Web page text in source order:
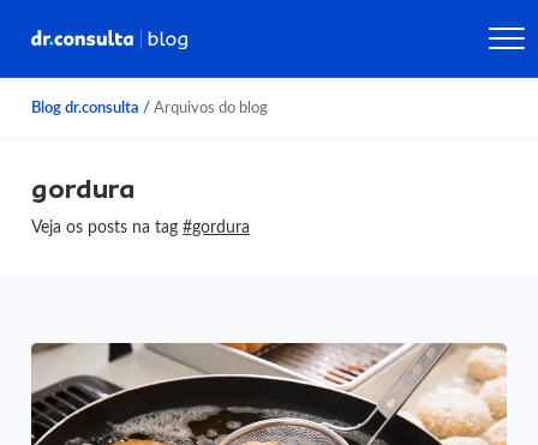
Blog dr.consulta / Arquivos do blog
gordura
Veja os posts na tag#gordura